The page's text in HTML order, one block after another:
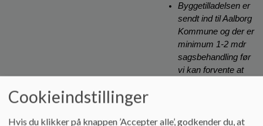
Byggetilladelsen er
sendt ind til Aalborg
Kommune og der er
minimum 1-2 mdr
sagsbehandling før
vi kan forvente at
undersøge
Cookieindstillinger
Hvis du klikker på knappen ’Accepter alle’, godkender du, at